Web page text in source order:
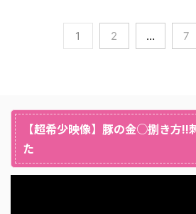
1 2 … 7
【超希少映像】豚の金○捌き方!!
た